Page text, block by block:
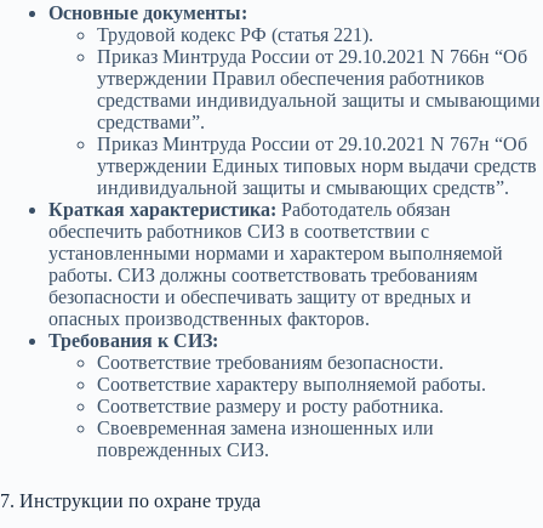
Основные документы:
Трудовой кодекс РФ (статья 221).
Приказ Минтруда России от 29.10.2021 N 766н “Об
утверждении Правил обеспечения работников
средствами индивидуальной защиты и смывающими
средствами”.
Приказ Минтруда России от 29.10.2021 N 767н “Об
утверждении Единых типовых норм выдачи средств
индивидуальной защиты и смывающих средств”.
Краткая характеристика: Работодатель обязан
обеспечить работников СИЗ в соответствии с
установленными нормами и характером выполняемой
работы. СИЗ должны соответствовать требованиям
безопасности и обеспечивать защиту от вредных и
опасных производственных факторов.
Требования к СИЗ:
Соответствие требованиям безопасности.
Соответствие характеру выполняемой работы.
Соответствие размеру и росту работника.
Своевременная замена изношенных или
поврежденных СИЗ.
7. Инструкции по охране труда